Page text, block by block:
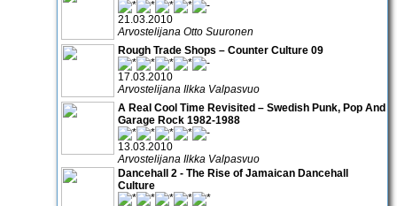
21.03.2010
Arvostelijana Otto Suuronen
Rough Trade Shops – Counter Culture 09
17.03.2010
Arvostelijana Ilkka Valpasvuo
A Real Cool Time Revisited – Swedish Punk, Pop And
Garage Rock 1982-1988
13.03.2010
Arvostelijana Ilkka Valpasvuo
Dancehall 2 - The Rise of Jamaican Dancehall
Culture